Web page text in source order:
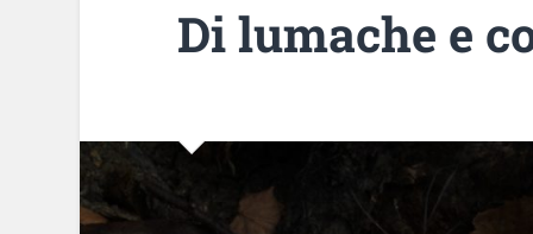
Di lumache e